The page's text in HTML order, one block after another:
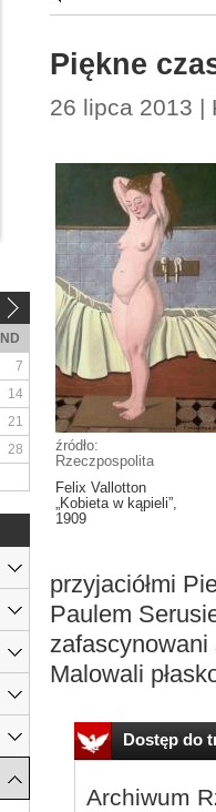
Piękne
26 lipca 2013 |
źródło:
Rzeczpospolita
Felix Vallotton
„Kobieta w kąpieli”,
1909
przyjaciółmi
Paulem
Malowali
Dostęp do
Archiwum
ND
7
14
21
28